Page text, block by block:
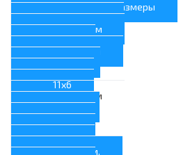
Нестандартные размеры
Шириной 15 м
Шириной 13 м
13x9
Шириной 11 м
11x24
11x9
11x6
Шириной 10 м
10x10
10x8
10x6
10x5
Шириной 9 м.